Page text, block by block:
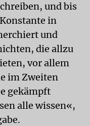
und bis
in
und
die allzu
vor allem
im Zweiten
gekämpft
alle wissen«,